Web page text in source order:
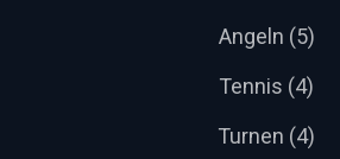
Angeln (5)
Tennis (4)
Turnen (4)